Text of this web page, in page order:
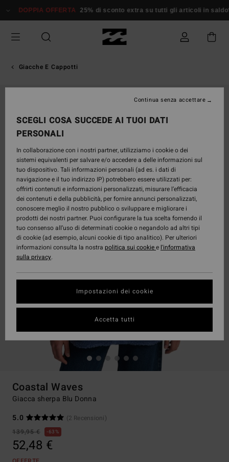
alle
prodotto
DOPPIA OFFERTA 25% di sconto extra su tutti gli articoli in saldo*
Giacche E Cappotti
Coastal Waves
Giacca sherpa Blu Donna
5.0
(2 Recensioni)
139,95 €
63%
52,48 €
SCEGLI COSA SUCCEDE AI TUOI DATI
PERSONALI
In collaborazione con i nostri partner, utilizziamo i cookie o dei
sistemi equivalenti per salvare e/o accedere a delle informazioni sul
tuo dispositivo. Tali informazioni personali (ad es. i dati di
navigazione e il tuo indirizzo IP) potrebbero essere utilizzati per:
offrirti contenuti e informazioni personalizzati, misurare l’efficacia
dei contenuti e della pubblicità, per fornire annunci personalizzati,
conoscere meglio il nostro pubblico o sviluppare e migliorare i
prodotti dei nostri partner. Puoi configurare la tua scelta fornendo il
tuo consenso all’uso di determinati cookie o negandolo ad altri tipi
di cookie (ad esempio, alcuni cookie di tipo analitico). Per ulteriori
informazioni consulta la nostra politica sui cookiee l'informativa
sulla privacy.
Impostazioni dei cookie
Continua senza accettare
Accetta tutti